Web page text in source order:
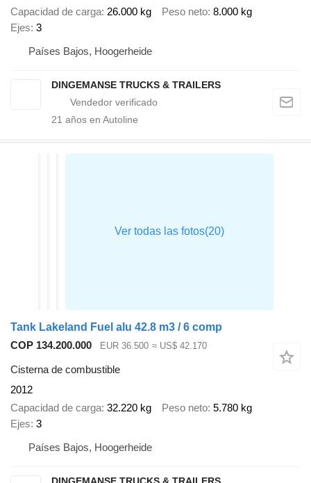
Capacidad de carga 26.000 kg Peso neto 8.000 kg
Ejes 3
Países Bajos, Hoogerheide
DINGEMANSE TRUCKS & TRAILERS
21 años en Autoline
Tank Lakeland Fuel alu 42.8 m3 / 6 comp
COP 134.200.000
EUR 36.500 ≈ US$ 42.170
Cisterna de combustible
2012
Capacidad de carga 32.220 kg Peso neto 5.780 kg
Ejes 3
Países Bajos, Hoogerheide